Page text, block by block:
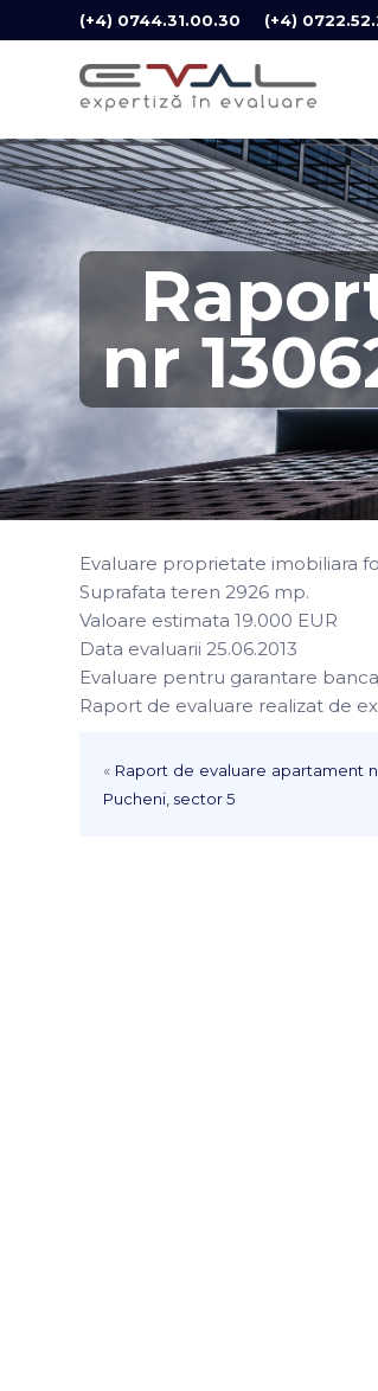
(+4) 0744.31.00.30 (+4)
nr
Evaluare proprietate imobiliara
Suprafata teren 2926 mp.
Valoare estimata 19.000 EUR
Data evaluarii 25.06.2013
Evaluare pentru garantare
Raport de evaluare realizat de
« Raport de evaluare apartament
Pucheni, sector 5